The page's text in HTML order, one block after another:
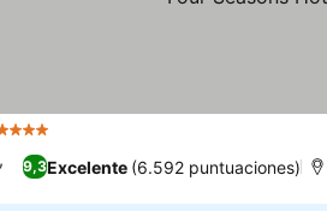
9,3Excelente (6.592 puntuaciones)